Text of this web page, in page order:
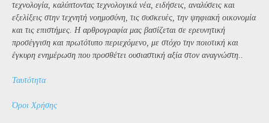
τεχνολογία, καλύπτοντας τεχνολογικά νέα, ειδήσεις, αναλύσεις και
εξελίξεις στην τεχνητή νοημοσύνη, τις συσκευές, την ψηφιακή οικονομία
και τις επιστήμες. Η αρθρογραφία μας βασίζεται σε ερευνητική
προσέγγιση και πρωτότυπο περιεχόμενο, με στόχο την ποιοτική και
έγκυρη ενημέρωση που προσθέτει ουσιαστική αξία στον αναγνώστη..
Ταυτότητα
Όροι Χρήσης